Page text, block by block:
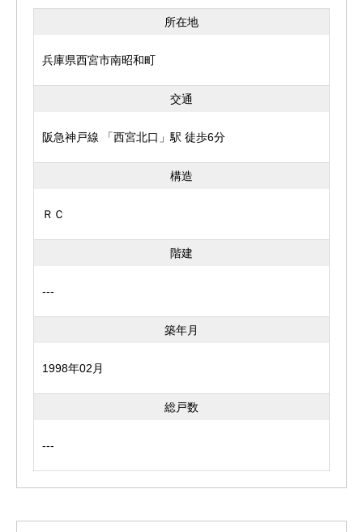
所在地
兵庫県西宮市南昭和町
交通
阪急神戸線 「西宮北口」駅 徒歩6分
構造
ＲＣ
階建
---
築年月
1998年02月
総戸数
---